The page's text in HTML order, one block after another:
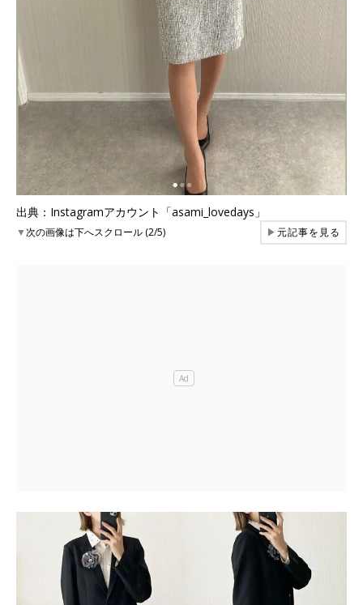
出典：Instagramアカウント「asami_lovedays」
▼次の画像は下へスクロール (2/5) ▶元記事を見る